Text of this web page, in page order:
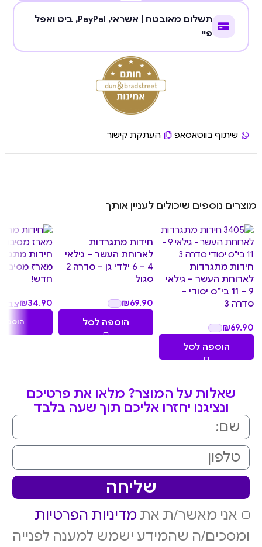
תשלום מאובטח | אשראי, PayPal, ביט ואפל
פיי
שיתוף בווטאסאפ העתקת קישור
מוצרים נוספים שיכולים לעניין אותך
חידות מתגרדות
לארוחת העשר – גילאי
9 – 11 בי”ס יסודי –
סדרה 3
₪69.90
הוספה לסל
חידות מתגרדות
לארוחת העשר – גילאי
4 – 6 ילדי גן – סדרה 2
סגול
₪69.90
הוספה לסל
חידות
מארז מסיבת
חדש!
₪34.90
הוספה
שאלות על המוצר? מלאו את פרטיכם
ונציגנו יחזרו אליכם תוך שעה בלבד
אני מאשר/ת את מדיניות הפרטיות
ומסכים/ה שהמידע ישמש למענה לפנייה
שליחה